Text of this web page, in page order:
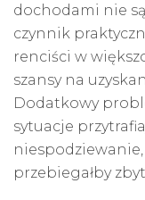
dochodami nie
czynnik
renciści w
szansy na
Dodatkowy
sytuacje
przebiegałby